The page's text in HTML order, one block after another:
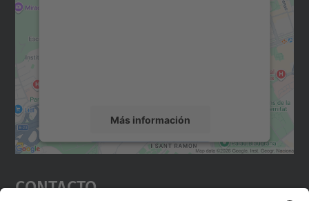
Más información
Aceptar
powered by
Contacto